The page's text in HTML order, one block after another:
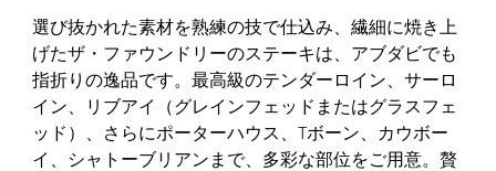
選び抜かれた素材を熟練の技で仕込み、繊細に焼き上
げたザ・ファウンドリーのステーキは、アブダビでも
指折りの逸品です。最高級のテンダーロイン、サーロ
イン、リブアイ（グレインフェッドまたはグラスフェ
ッド）、さらにポーターハウス、Tボーン、カウボー
イ、シャトーブリアンまで、多彩な部位をご用意。贅